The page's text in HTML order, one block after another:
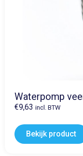
Waterpomp
€9,63 incl. BTW
Bekijk product